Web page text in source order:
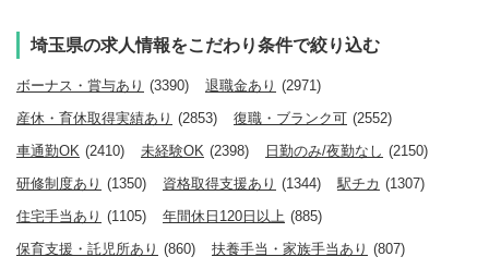
埼玉県の求人情報をこだわり条件で絞り込む
ボーナス・賞与あり (3390) 退職金あり (2971)
産休・育休取得実績あり (2853) 復職・ブランク可 (2552)
車通勤OK (2410) 未経験OK (2398) 日勤のみ/夜勤なし (2150)
研修制度あり (1350) 資格取得支援あり (1344) 駅チカ (1307)
住宅手当あり (1105) 年間休日120日以上 (885)
保育支援・託児所あり (860) 扶養手当・家族手当あり (807)